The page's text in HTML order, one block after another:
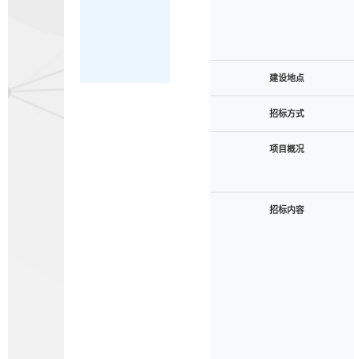
建设地点
招标方式
项目概况
招标内容